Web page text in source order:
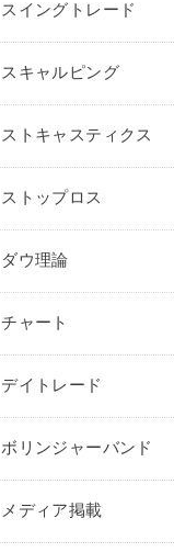
スイングトレード
スキャルピング
ストキャスティクス
ストップロス
ダウ理論
チャート
デイトレード
ボリンジャーバンド
メディア掲載